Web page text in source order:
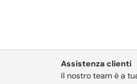
Assistenza clienti
Il nostro team è a